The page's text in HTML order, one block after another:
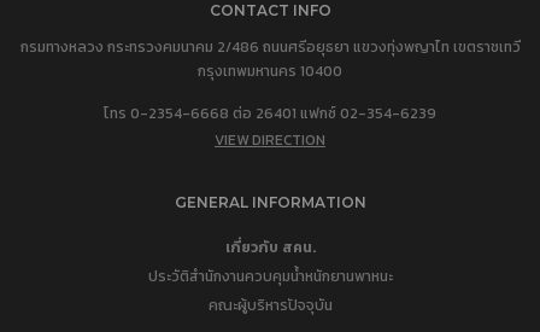
CONTACT INFO
กรมทางหลวง กระทรวงคมนาคม 2/486 ถนนศรีอยุธยา แขวงทุ่งพญาไท เขตราชเทวี
กรุงเทพมหานคร 10400
โทร 0-2354-6668 ต่อ 26401 แฟกซ์ 02-354-6239
VIEW DIRECTION
GENERAL INFORMATION
เกี่ยวกับ สคน.
ประวัติสำนักงานควบคุมน้ำหนักยานพาหนะ
คณะผู้บริหารปัจจุบัน